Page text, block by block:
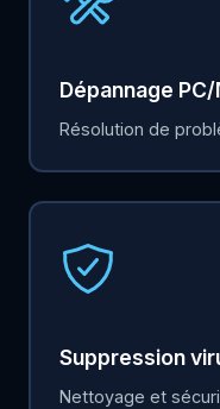
Dépannage
Résolution de
Suppression
Nettoyage et